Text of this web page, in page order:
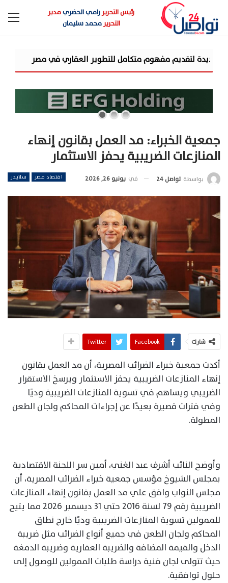
رئيس التحريررامي الحضريمدير
التحريرمحمد سليمان
شركة «AIG» تتعاون مع «CSCEC الصينية» بمشروع «AI Tower» بأعلى المعايير العالمية
جمعية الخبراء: مد العمل بقانون إنهاء
المنازعات الضريبية يحفز الاستثمار
اقتصاد مصر سلايدر بواسطة تواصل 24 في يونيو 26, 2026
شارك Facebook
Twitter
أكدت جمعية خبراء الضرائب المصرية، أن مد العمل بقانون
إنهاء المنازعات الضريبية يحفز الاستثمار ويرسخ الاستقرار
الضريبي ويساهم في تسوية المنازعات الضريبية وديًا
وفي فترات قصيرة بعيدًا عن إجراءات المحاكم ولجان الطعن
المطولة.
وأوضح النائب أشرف عبد الغني، أمين سر اللجنة الاقتصادية
بمجلس الشيوخ مؤسس جمعية خبراء الضرائب المصرية، أن
مجلس النواب وافق علي مد العمل بقانون إنهاء المنازعات
الضريبية رقم 79 لسنة 2016 حتي 31 ديسمبر 2026 مما يتيح
للممولين تسوية المنازعات الضريبية وديًا خارج نطاق
المحاكم ولجان الطعن في جميع أنواع الضرائب مثل ضريبة
الدخل والقيمة المضافة والضريبة العقارية وضريبة الدمغة
حيث تتولى لجان فنية دراسة طلبات الممولين للوصول إلى
حلول توافقية.